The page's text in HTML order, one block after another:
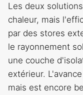
Les deux
chaleur, mais
par des stores
le rayonnement
une couche
extérieur.
mais est encore